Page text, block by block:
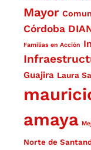
Mayor
Córdoba
Familias en Acción
Guajira Laura
amaya
Norte de